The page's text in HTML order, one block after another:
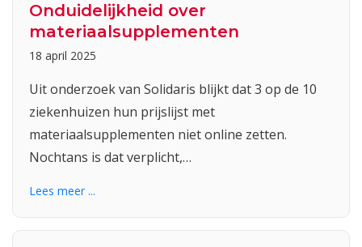
Onduidelijkheid over
materiaalsupplementen
18 april 2025
Uit onderzoek van Solidaris blijkt dat 3 op de 10
ziekenhuizen hun prijslijst met
materiaalsupplementen niet online zetten.
Nochtans is dat verplicht,…
Lees meer ...